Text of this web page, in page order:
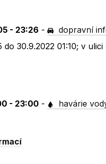
- 23:26 - dopravní
do 30.9.2022 01:10; v
- 23:00 - havárie